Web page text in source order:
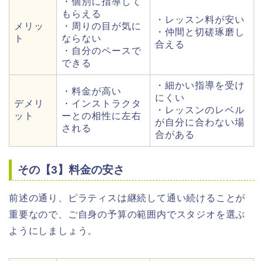
メリッ
ト
もらえる
・周りの目が気に
ならない
・自分のペースで
できる
・レッスン料が安い
・仲間と切磋琢磨し
合える
デメリ
ット
・料金が高い
・インストラクタ
ーとの相性に左右
される
・細かい指導を受け
にくい
・レッスンのレベル
が自分に合わない場
合がある
その【3】料金の安さ
前述の通り、ピラティスは継続して通い続けることが
重要なので、ご自身の予算の範囲内でスタジオを選ぶ
ようにしましょう。